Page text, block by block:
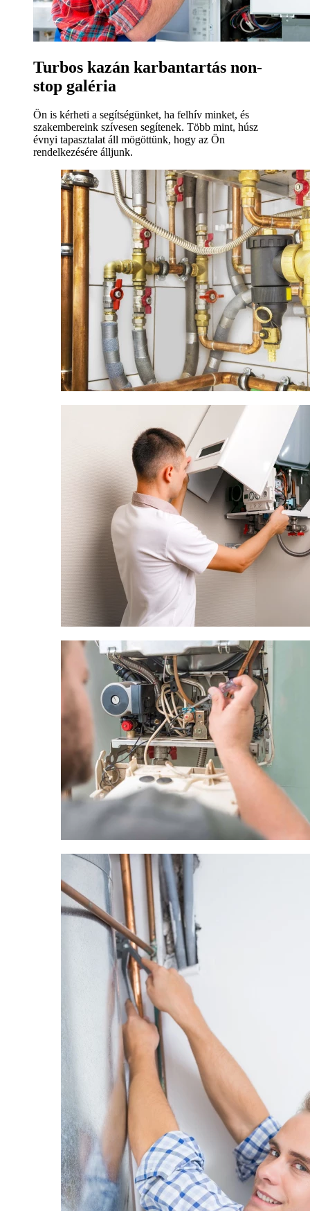
Turbos kazán karbantartás non-
stop galéria
Ön is kérheti a segítségünket, ha felhív minket, és
szakembereink szívesen segítenek. Több mint, húsz
évnyi tapasztalat áll mögöttünk, hogy az Ön
rendelkezésére álljunk.